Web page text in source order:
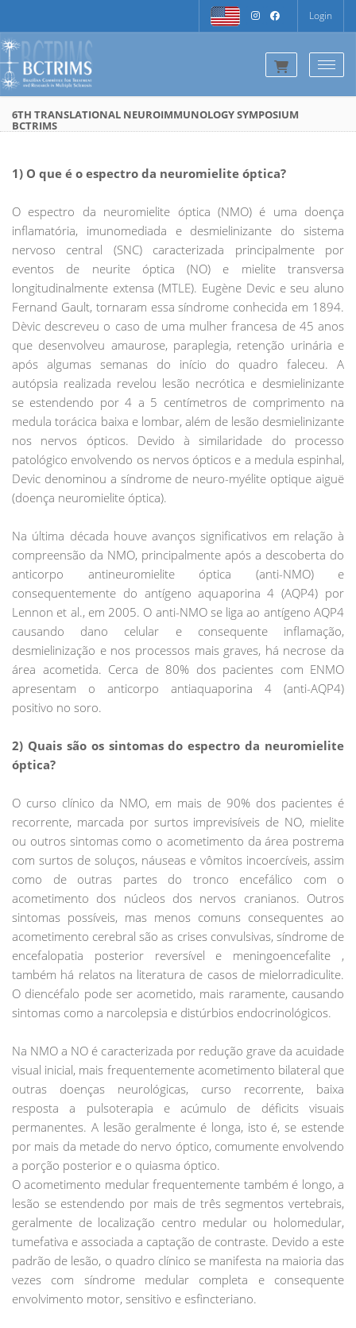
Login
6TH TRANSLATIONAL NEUROIMMUNOLOGY SYMPOSIUM
BCTRIMS
1) O que é o espectro da neuromielite óptica?
O espectro da neuromielite óptica (NMO) é uma doença
inflamatória, imunomediada e desmielinizante do sistema
nervoso central (SNC) caracterizada principalmente por
eventos de neurite óptica (NO) e mielite transversa
longitudinalmente extensa (MTLE). Eugène Devic e seu aluno
Fernand Gault, tornaram essa síndrome conhecida em 1894.
Dèvic descreveu o caso de uma mulher francesa de 45 anos
que desenvolveu amaurose, paraplegia, retenção urinária e
após algumas semanas do início do quadro faleceu. A
autópsia realizada revelou lesão necrótica e desmielinizante
se estendendo por 4 a 5 centímetros de comprimento na
medula torácica baixa e lombar, além de lesão desmielinizante
nos nervos ópticos. Devido à similaridade do processo
patológico envolvendo os nervos ópticos e a medula espinhal,
Devic denominou a síndrome de neuro-myélite optique aiguë
(doença neuromielite óptica).
Na última década houve avanços significativos em relação à
compreensão da NMO, principalmente após a descoberta do
anticorpo antineuromielite óptica (anti-NMO) e
consequentemente do antígeno aquaporina 4 (AQP4) por
Lennon et al., em 2005. O anti-NMO se liga ao antígeno AQP4
causando dano celular e consequente inflamação,
desmielinização e nos processos mais graves, há necrose da
área acometida. Cerca de 80% dos pacientes com ENMO
apresentam o anticorpo antiaquaporina 4 (anti-AQP4)
positivo no soro.
2) Quais são os sintomas do espectro da neuromielite
óptica?
O curso clínico da NMO, em mais de 90% dos pacientes é
recorrente, marcada por surtos imprevisíveis de NO, mielite
ou outros sintomas como o acometimento da área postrema
com surtos de soluços, náuseas e vômitos incoercíveis, assim
como de outras partes do tronco encefálico com o
acometimento dos núcleos dos nervos cranianos. Outros
sintomas possíveis, mas menos comuns consequentes ao
acometimento cerebral são as crises convulsivas, síndrome de
encefalopatia posterior reversível e meningoencefalite ,
também há relatos na literatura de casos de mielorradiculite.
O diencéfalo pode ser acometido, mais raramente, causando
sintomas como a narcolepsia e distúrbios endocrinológicos.
Na NMO a NO é caracterizada por redução grave da acuidade
visual inicial, mais frequentemente acometimento bilateral que
outras doenças neurológicas, curso recorrente, baixa
resposta a pulsoterapia e acúmulo de déficits visuais
permanentes. A lesão geralmente é longa, isto é, se estende
por mais da metade do nervo óptico, comumente envolvendo
a porção posterior e o quiasma óptico.
O acometimento medular frequentemente também é longo, a
lesão se estendendo por mais de três segmentos vertebrais,
geralmente de localização centro medular ou holomedular,
tumefativa e associada a captação de contraste. Devido a este
padrão de lesão, o quadro clínico se manifesta na maioria das
vezes com síndrome medular completa e consequente
envolvimento motor, sensitivo e esfincteriano.